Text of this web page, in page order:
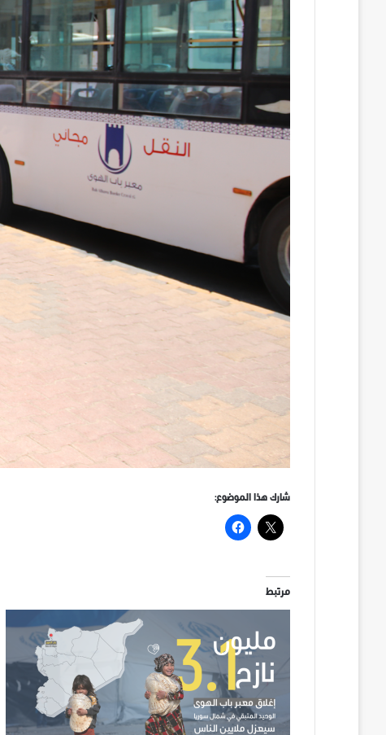
شارك هذا الموضوع:
مرتبط